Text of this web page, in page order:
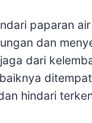
paparan
dan
dari
hindari